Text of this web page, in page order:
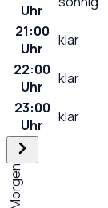
Uhr
21:00
Uhr
klar
22:00
Uhr
klar
23:00
Uhr
klar
Morgen